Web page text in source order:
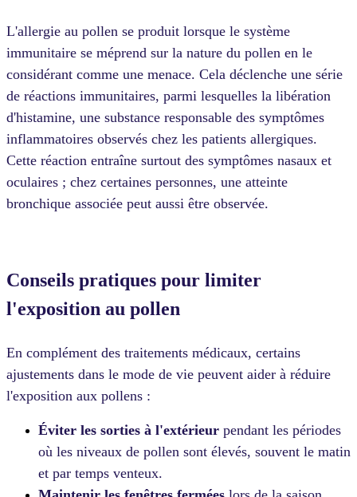
L'allergie au pollen se produit lorsque le système
immunitaire se méprend sur la nature du pollen en le
considérant comme une menace. Cela déclenche une série
de réactions immunitaires, parmi lesquelles la libération
d'histamine, une substance responsable des symptômes
inflammatoires observés chez les patients allergiques.
Cette réaction entraîne surtout des symptômes nasaux et
oculaires ; chez certaines personnes, une atteinte
bronchique associée peut aussi être observée.
Conseils pratiques pour limiter
l'exposition au pollen
En complément des traitements médicaux, certains
ajustements dans le mode de vie peuvent aider à réduire
l'exposition aux pollens :
Éviter les sorties à l'extérieur pendant les périodes
où les niveaux de pollen sont élevés, souvent le matin
et par temps venteux.